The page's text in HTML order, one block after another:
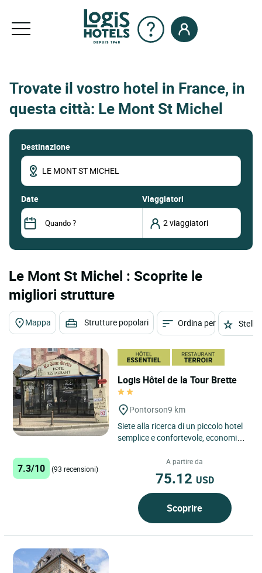
Trovate il vostro hotel in France, in
questa città: Le Mont St Michel
Destinazione
date Viaggiatori
Le Mont St Michel : Scoprite le
migliori strutture
Mappa Strutture popolari Ordina per Stelle
Logis Hôtel de la Tour Brette
Pontorson9 km
Siete alla ricerca di un piccolo hotel
semplice e confortevole, economico
due passi da...
7.3/10 (93 recensioni)
A partire da
75.12 USD
Scoprire